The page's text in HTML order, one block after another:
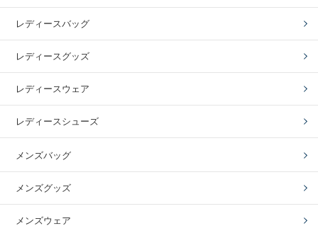
レディースバッグ
レディースグッズ
レディースウェア
レディースシューズ
メンズバッグ
メンズグッズ
メンズウェア